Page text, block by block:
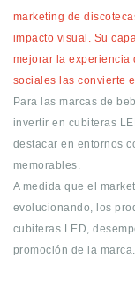
marketing de
impacto visual. Su
mejorar la experiencia
sociales las convierte
Para las marcas de
invertir en cubiteras
destacar en entornos
memorables.
A medida que el
evolucionando, los
cubiteras LED,
promoción de la marca.